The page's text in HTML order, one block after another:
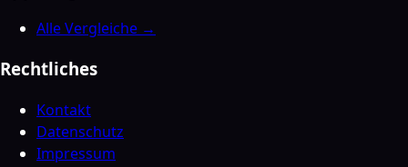
Alle Vergleiche →
Rechtliches
Kontakt
Datenschutz
Impressum